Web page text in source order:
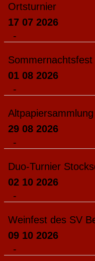
Ortsturnier
17 07 2026
-
Sommernachtsfest
01 08 2026
-
29 08 2026
-
Duo-Turnier
02 10 2026
-
Weinfest des SV
09 10 2026
-